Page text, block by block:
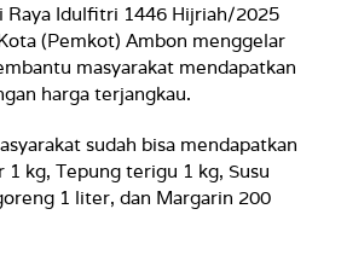
Raya Idulfitri 1446 Hijriah/2025
(Pemkot) Ambon menggelar
masyarakat mendapatkan
harga terjangkau.
sudah bisa mendapatkan
1 kg, Tepung terigu 1 kg, Susu
1 liter, dan Margarin 200